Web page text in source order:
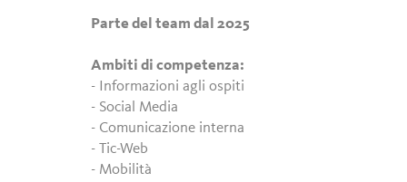
Parte del team dal 2025
Ambiti di competenza:
- Informazioni agli ospiti
- Social Media
- Comunicazione interna
- Tic-Web
- Mobilità